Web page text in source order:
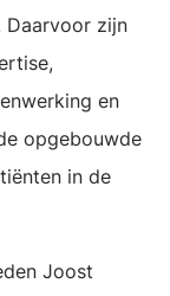
Daarvoor zijn
en
opgebouwde
in de
Joost